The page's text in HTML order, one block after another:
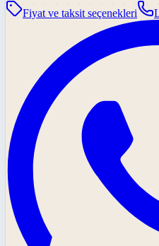
Fiyat ve taksit seçenekleri